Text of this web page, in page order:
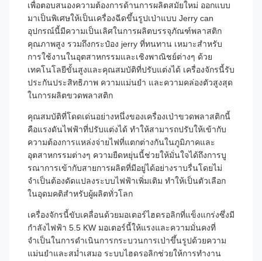
เพื่อตอบสนองความต้องการด้านการผลิตสมัยใหม่ ออกแบบ
มาเป็นพิเศษให้เป็นเครื่องฉีดขึ้นรูปเป่าแบบ Jerry can
อุปกรณ์นี้มีความเป็นเลิศในการผลิตบรรจุภัณฑ์พลาสติก
คุณภาพสูง รวมถึงกระป๋อง jerry ที่ทนทาน เหมาะสำหรับ
การใช้งานในอุตสาหกรรมและเชิงพาณิชย์ต่างๆ ด้วย
เทคโนโลยีขั้นสูงและคุณสมบัติที่ปรับแต่งได้ เครื่องจักรนี้รับ
ประกันประสิทธิภาพ ความแม่นยำ และความคล่องตัวสูงสุด
ในการผลิตขวดพลาสติก
คุณสมบัติที่โดดเด่นอย่างหนึ่งของเครื่องเป่าขวดพลาสติกนี้
คือแรงดันไฟฟ้าที่ปรับแต่งได้ ทำให้สามารถปรับให้เข้ากับ
ความต้องการแหล่งจ่ายไฟที่แตกต่างกันในภูมิภาคและ
อุตสาหกรรมต่างๆ ความยืดหยุ่นนี้ช่วยให้มั่นใจได้ถึงการบู
รณาการเข้ากับสายการผลิตที่มีอยู่ได้อย่างราบรื่นโดยไม่
จำเป็นต้องดัดแปลงระบบไฟฟ้าเพิ่มเติม ทำให้เป็นตัวเลือก
ในอุดมคติสำหรับผู้ผลิตทั่วโลก
เครื่องจักรนี้ขับเคลื่อนด้วยมอเตอร์ไฮดรอลิกที่แข็งแกร่งซึ่งมี
กำลังไฟฟ้า 5.5 KW มอเตอร์นี้ให้แรงและความมั่นคงที่
จำเป็นในการดำเนินการกระบวนการเป่าขึ้นรูปด้วยความ
แม่นยำและสม่ำเสมอ ระบบไฮดรอลิกช่วยให้การทำงาน